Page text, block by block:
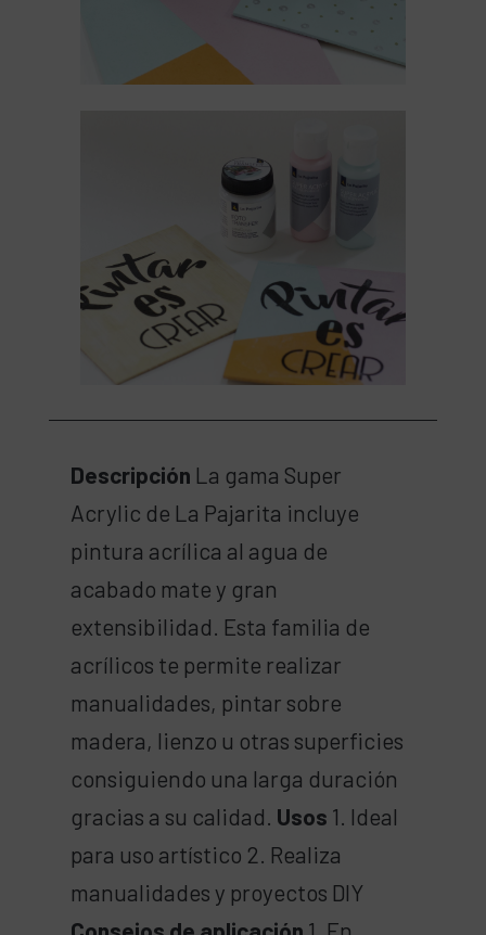
Descripción La gama Super
Acrylic de La Pajarita incluye
pintura acrílica al agua de
acabado mate y gran
extensibilidad. Esta familia de
acrílicos te permite realizar
manualidades, pintar sobre
madera, lienzo u otras superficies
consiguiendo una larga duración
gracias a su calidad. Usos 1. Ideal
para uso artístico 2. Realiza
manualidades y proyectos DIY